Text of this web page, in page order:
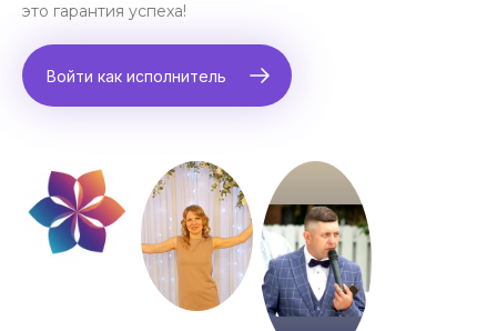
это гарантия успеха!
Войти как исполнитель